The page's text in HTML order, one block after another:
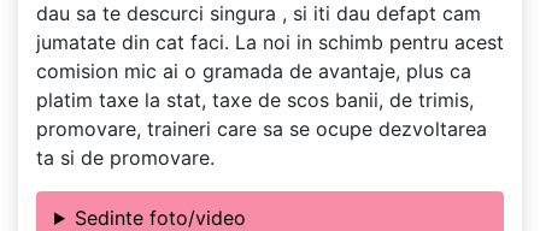
dau sa te descurci singura , si iti dau defapt cam
jumatate din cat faci. La noi in schimb pentru acest
comision mic ai o gramada de avantaje, plus ca
platim taxe la stat, taxe de scos banii, de trimis,
promovare, traineri care sa se ocupe dezvoltarea
ta si de promovare.
Sedinte foto/video